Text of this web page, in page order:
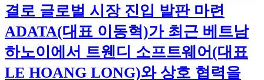
결로 글로벌 시장 진입 발판 마련
ADATA(대표 이동혁)가 최근 베트남
하노이에서 트웬디 소프트웨어(대표
LE HOANG LONG)와 상호 협력을